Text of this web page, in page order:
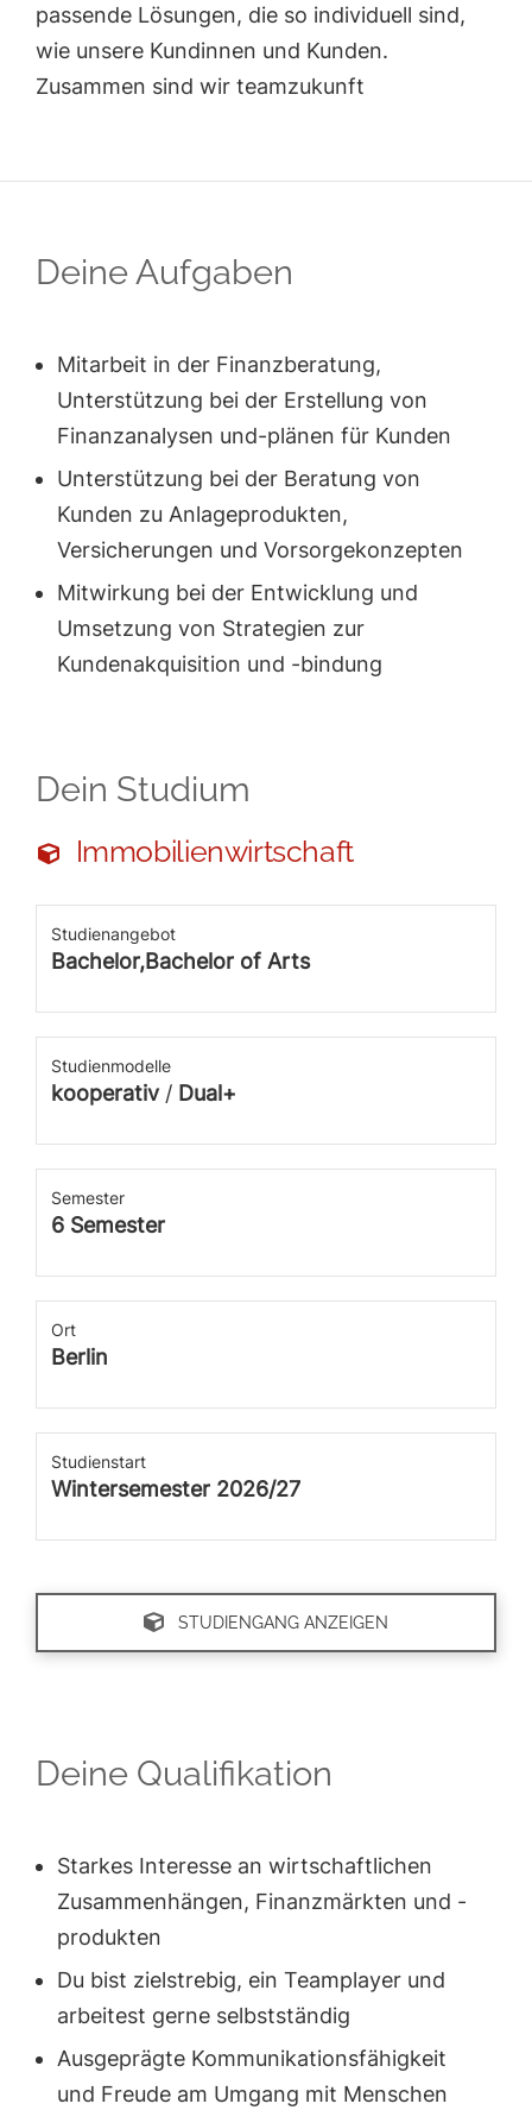
passende Lösungen, die so individuell sind,
wie unsere Kundinnen und Kunden.
Zusammen sind wir teamzukunft
Deine Aufgaben
Mitarbeit in der Finanzberatung,
Unterstützung bei der Erstellung von
Finanzanalysen und-plänen für Kunden
Unterstützung bei der Beratung von
Kunden zu Anlageprodukten,
Versicherungen und Vorsorgekonzepten
Mitwirkung bei der Entwicklung und
Umsetzung von Strategien zur
Kundenakquisition und -bindung
Dein Studium
Immobilienwirtschaft
Studienangebot
Bachelor,Bachelor of Arts
Studienmodelle
kooperativ/ Dual+
Semester
6 Semester
Ort
Berlin
Studienstart
Wintersemester 2026/27
STUDIENGANG ANZEIGEN
Deine Qualifikation
Starkes Interesse an wirtschaftlichen
Zusammenhängen, Finanzmärkten und -
produkten
Du bist zielstrebig, ein Teamplayer und
arbeitest gerne selbstständig
Ausgeprägte Kommunikationsfähigkeit
und Freude am Umgang mit Menschen